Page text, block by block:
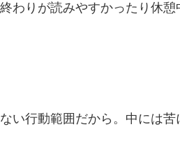
わりが読みやすかったり休
い行動範囲だから。中には